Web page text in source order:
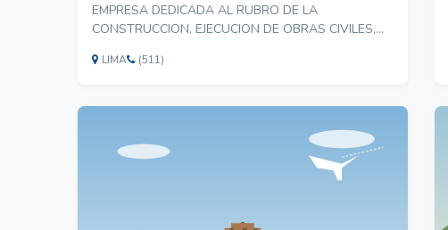
EMPRESA DEDICADA AL RUBRO DE LA
CONSTRUCCION, EJECUCION DE OBRAS CIVILES,
OBRAS EN GENERAL
LIMA (511)